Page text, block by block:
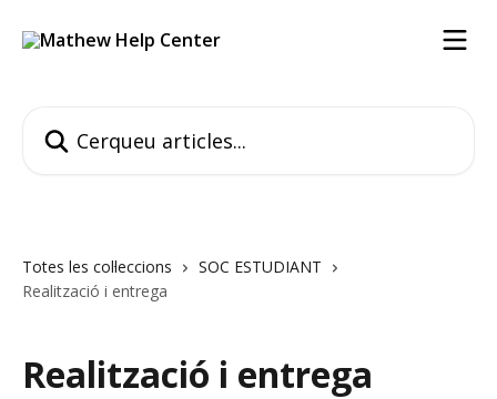
Totes les col·leccions
SOC ESTUDIANT
Realització i entrega
Realització i entrega